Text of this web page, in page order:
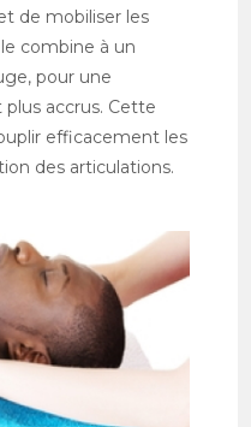
de mobiliser les
combine à un
pour une
accrus. Cette
efficacement les
des articulations.